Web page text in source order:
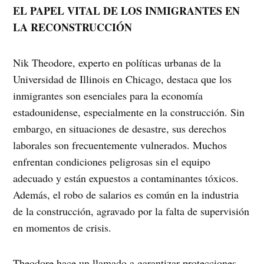
EL PAPEL VITAL DE LOS INMIGRANTES EN
LA RECONSTRUCCIÓN
Nik Theodore, experto en políticas urbanas de la
Universidad de Illinois en Chicago, destaca que los
inmigrantes son esenciales para la economía
estadounidense, especialmente en la construcción. Sin
embargo, en situaciones de desastre, sus derechos
laborales son frecuentemente vulnerados. Muchos
enfrentan condiciones peligrosas sin el equipo
adecuado y están expuestos a contaminantes tóxicos.
Además, el robo de salarios es común en la industria
de la construcción, agravado por la falta de supervisión
en momentos de crisis.